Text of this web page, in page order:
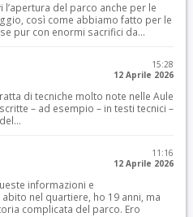
del parco anche per le
così come abbiamo fatto per le
pur con enormi sacrifici da...
15:28
12 Aprile 2026
di tecniche molto note nelle Aule
– ad esempio – in testi tecnici –
11:16
12 Aprile 2026
informazioni e
nel quartiere, ho 19 anni, ma
complicata del parco. Ero